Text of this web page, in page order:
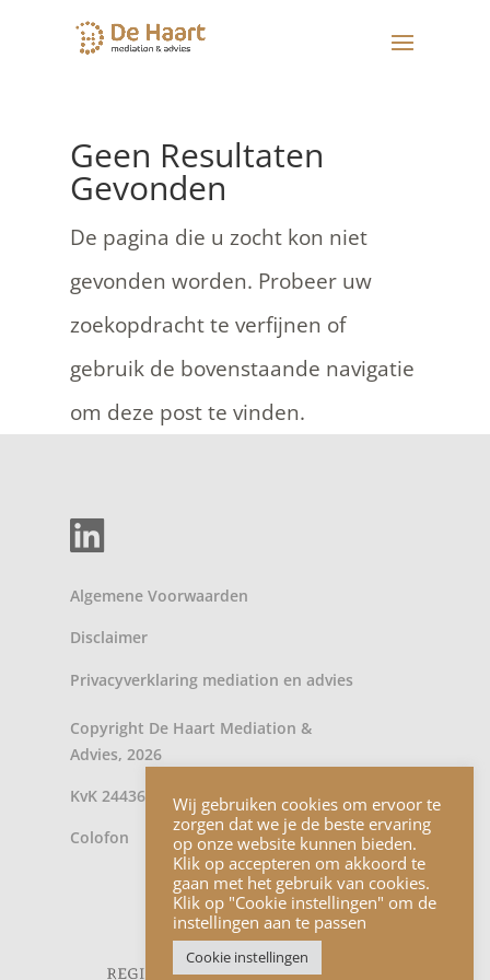
Geen Resultaten
Gevonden
De pagina die u zocht kon niet
gevonden worden. Probeer uw
zoekopdracht te verfijnen of
gebruik de bovenstaande navigatie
om deze post te vinden.
Algemene Voorwaarden
Disclaimer
Privacyverklaring mediation en advies
Copyright De Haart Mediation &
Advies, 2026
KvK 24436902
Colofon
Wij gebruiken cookies om ervoor te
zorgen dat we je de beste ervaring
op onze website kunnen bieden.
Klik op accepteren om akkoord te
gaan met het gebruik van cookies.
Klik op "Cookie instellingen" om de
instellingen aan te passen
Cookie instellingen